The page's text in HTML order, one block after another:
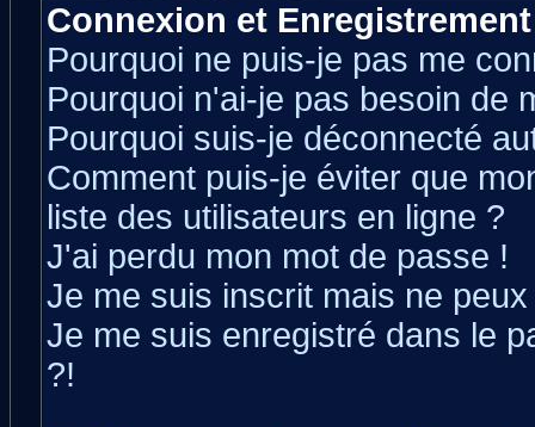
Connexion et Enregistrement
Pourquoi ne puis-je pas me
Pourquoi n'ai-je pas besoin de
Pourquoi suis-je déconnecté
Comment puis-je éviter que
liste des utilisateurs en ligne ?
J'ai perdu mon mot de passe !
Je me suis inscrit mais ne
Je me suis enregistré dans le
?!